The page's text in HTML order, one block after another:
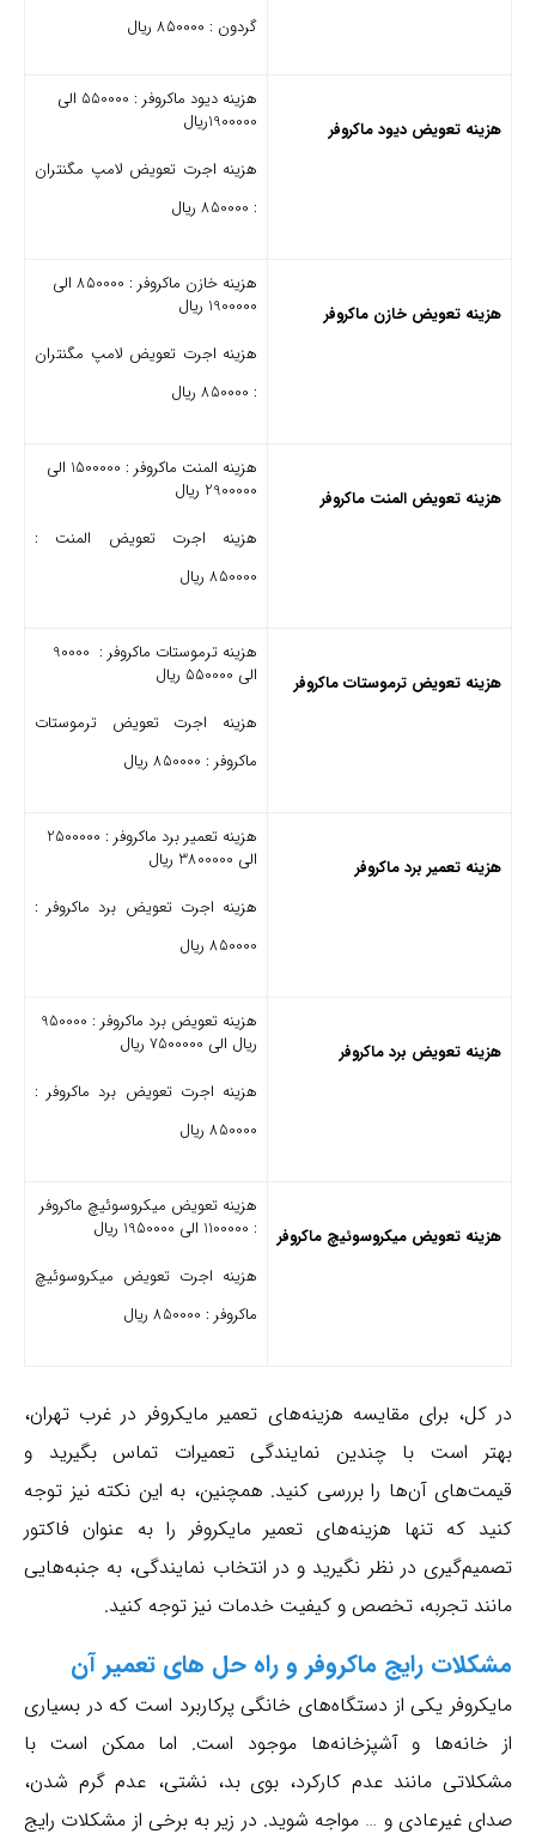
گردون : 850000 ریال
هزینه تعویض دیود ماکروفر
هزینه دیود ماکروفر : 550000 الی
1900000ریال
هزینه اجرت تعویض لامپ مگنتران
: 850000 ریال
هزینه تعویض خازن ماکروفر
هزینه خازن ماکروفر : 850000 الی
1900000 ریال
هزینه اجرت تعویض لامپ مگنتران
: 850000 ریال
هزینه تعویض المنت ماکروفر
هزینه المنت ماکروفر : 1500000 الی
2900000 ریال
هزینه اجرت تعویض المنت :
850000 ریال
هزینه تعویض ترموستات ماکروفر
هزینه ترموستات ماکروفر : 90000
الی 550000 ریال
هزینه اجرت تعویض ترموستات
ماکروفر : 850000 ریال
هزینه تعمیر برد ماکروفر
هزینه تعمیر برد ماکروفر : 2500000
الی 3800000 ریال
هزینه اجرت تعویض برد ماکروفر :
850000 ریال
هزینه تعویض برد ماکروفر
هزینه تعویض برد ماکروفر : 950000
ریال الی 7500000 ریال
هزینه اجرت تعویض برد ماکروفر :
850000 ریال
هزینه تعویض میکروسوئیچ ماکروفر
هزینه تعویض میکروسوئیچ ماکروفر
: 1100000 الی 1950000 ریال
هزینه اجرت تعویض میکروسوئیچ
ماکروفر : 850000 ریال
در کل، برای مقایسه هزینه‌های تعمیر مایکروفر در غرب تهران،
بهتر است با چندین نمایندگی تعمیرات تماس بگیرید و
قیمت‌های آن‌ها را بررسی کنید. همچنین، به این نکته نیز توجه
کنید که تنها هزینه‌های تعمیر مایکروفر را به عنوان فاکتور
تصمیم‌گیری در نظر نگیرید و در انتخاب نمایندگی، به جنبه‌هایی
مانند تجربه، تخصص و کیفیت خدمات نیز توجه کنید.
مشکلات رایج ماکروفر و راه حل های تعمیر آن
مایکروفر یکی از دستگاه‌های خانگی پرکاربرد است که در بسیاری
از خانه‌ها و آشپزخانه‌ها موجود است. اما ممکن است با
مشکلاتی مانند عدم کارکرد، بوی بد، نشتی، عدم گرم شدن،
صدای غیرعادی و … مواجه شوید. در زیر به برخی از مشکلات رایج